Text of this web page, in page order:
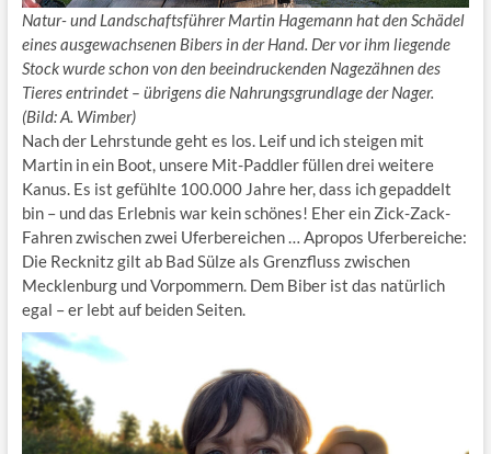
Natur- und Landschaftsführer Martin Hagemann hat den Schädel
eines ausgewachsenen Bibers in der Hand. Der vor ihm liegende
Stock wurde schon von den beeindruckenden Nagezähnen des
Tieres entrindet – übrigens die Nahrungsgrundlage der Nager.
(Bild: A. Wimber)
Nach der Lehrstunde geht es los. Leif und ich steigen mit
Martin in ein Boot, unsere Mit-Paddler füllen drei weitere
Kanus. Es ist gefühlte 100.000 Jahre her, dass ich gepaddelt
bin – und das Erlebnis war kein schönes! Eher ein Zick-Zack-
Fahren zwischen zwei Uferbereichen … Apropos Uferbereiche:
Die Recknitz gilt ab Bad Sülze als Grenzfluss zwischen
Mecklenburg und Vorpommern. Dem Biber ist das natürlich
egal – er lebt auf beiden Seiten.